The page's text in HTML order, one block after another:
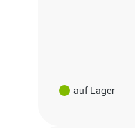
auf Lager